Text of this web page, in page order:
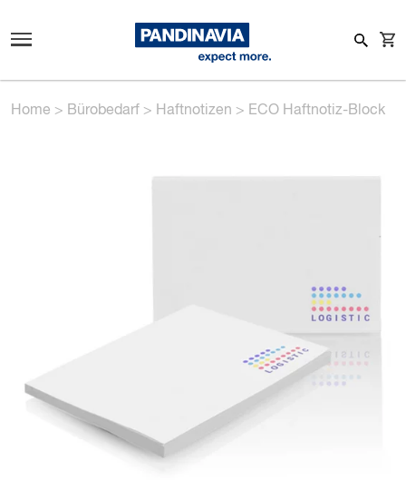
Home > Bürobedarf > Haftnotizen > ECO Haftnotiz-Block